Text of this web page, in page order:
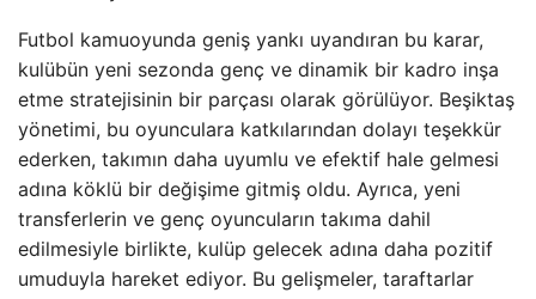
Futbol kamuoyunda geniş yankı uyandıran bu karar,
kulübün yeni sezonda genç ve dinamik bir kadro inşa
etme stratejisinin bir parçası olarak görülüyor. Beşiktaş
yönetimi, bu oyunculara katkılarından dolayı teşekkür
ederken, takımın daha uyumlu ve efektif hale gelmesi
adına köklü bir değişime gitmiş oldu. Ayrıca, yeni
transferlerin ve genç oyuncuların takıma dahil
edilmesiyle birlikte, kulüp gelecek adına daha pozitif
umuduyla hareket ediyor. Bu gelişmeler, taraftarlar